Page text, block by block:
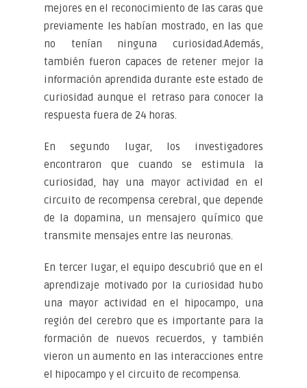
mejores en el reconocimiento de las caras que
previamente les habían mostrado, en las que
no tenían ninguna curiosidad.Además,
también fueron capaces de retener mejor la
información aprendida durante este estado de
curiosidad aunque el retraso para conocer la
respuesta fuera de 24 horas.
En segundo lugar, los investigadores
encontraron que cuando se estimula la
curiosidad, hay una mayor actividad en el
circuito de recompensa cerebral, que depende
de la dopamina, un mensajero químico que
transmite mensajes entre las neuronas.
En tercer lugar, el equipo descubrió que en el
aprendizaje motivado por la curiosidad hubo
una mayor actividad en el hipocampo, una
región del cerebro que es importante para la
formación de nuevos recuerdos, y también
vieron un aumento en las interacciones entre
el hipocampo y el circuito de recompensa.